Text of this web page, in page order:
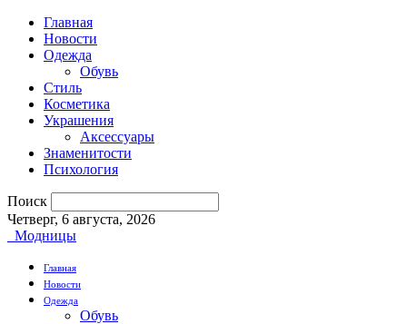
Главная
Новости
Одежда
Обувь
Стиль
Косметика
Украшения
Аксессуары
Знаменитости
Психология
Поиск
Четверг, 6 августа, 2026
Модницы
Главная
Новости
Одежда
Обувь